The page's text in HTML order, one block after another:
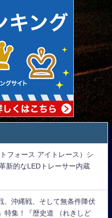
フォース アイトレース）シ
新的なLEDトレーサー内蔵
、沖縄戦、そして無条件降伏
特集！『歴史道 （れきしど